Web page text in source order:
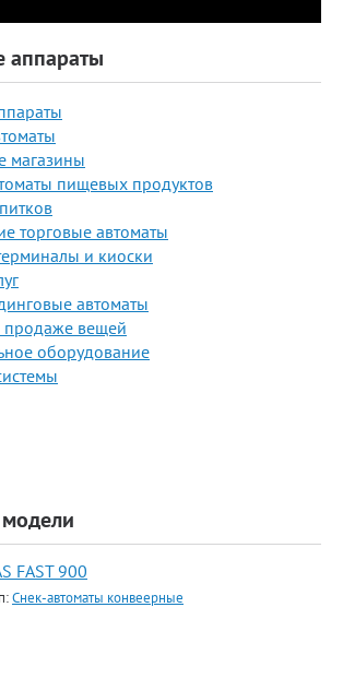
аппараты
магазины
пищевых продуктов
торговые автоматы
и киоски
автоматы
продаже вещей
оборудование
FAST 900
Снек-автоматы конвеерные